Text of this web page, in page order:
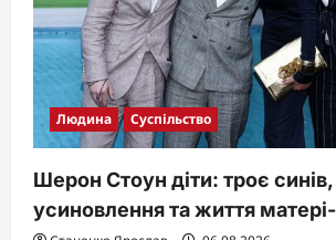
Людина Суспільство
Шерон Стоун діти: троє синів,
усиновлення та життя